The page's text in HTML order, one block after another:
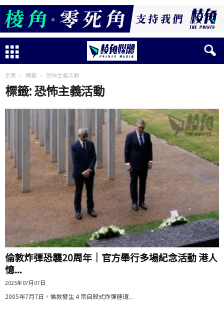
主頁 標籤 恐怖主義活動
標籤: 恐怖主義活動
倫敦炸彈恐襲20周年｜官方舉行多場紀念活動 港人
憶...
2025年07月07日
2005年7月7日，倫敦發生 4 宗自殺式炸彈連環...